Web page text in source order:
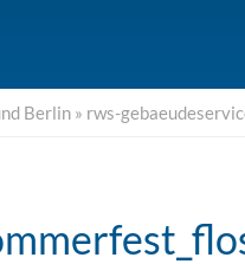
Berlin » rws-